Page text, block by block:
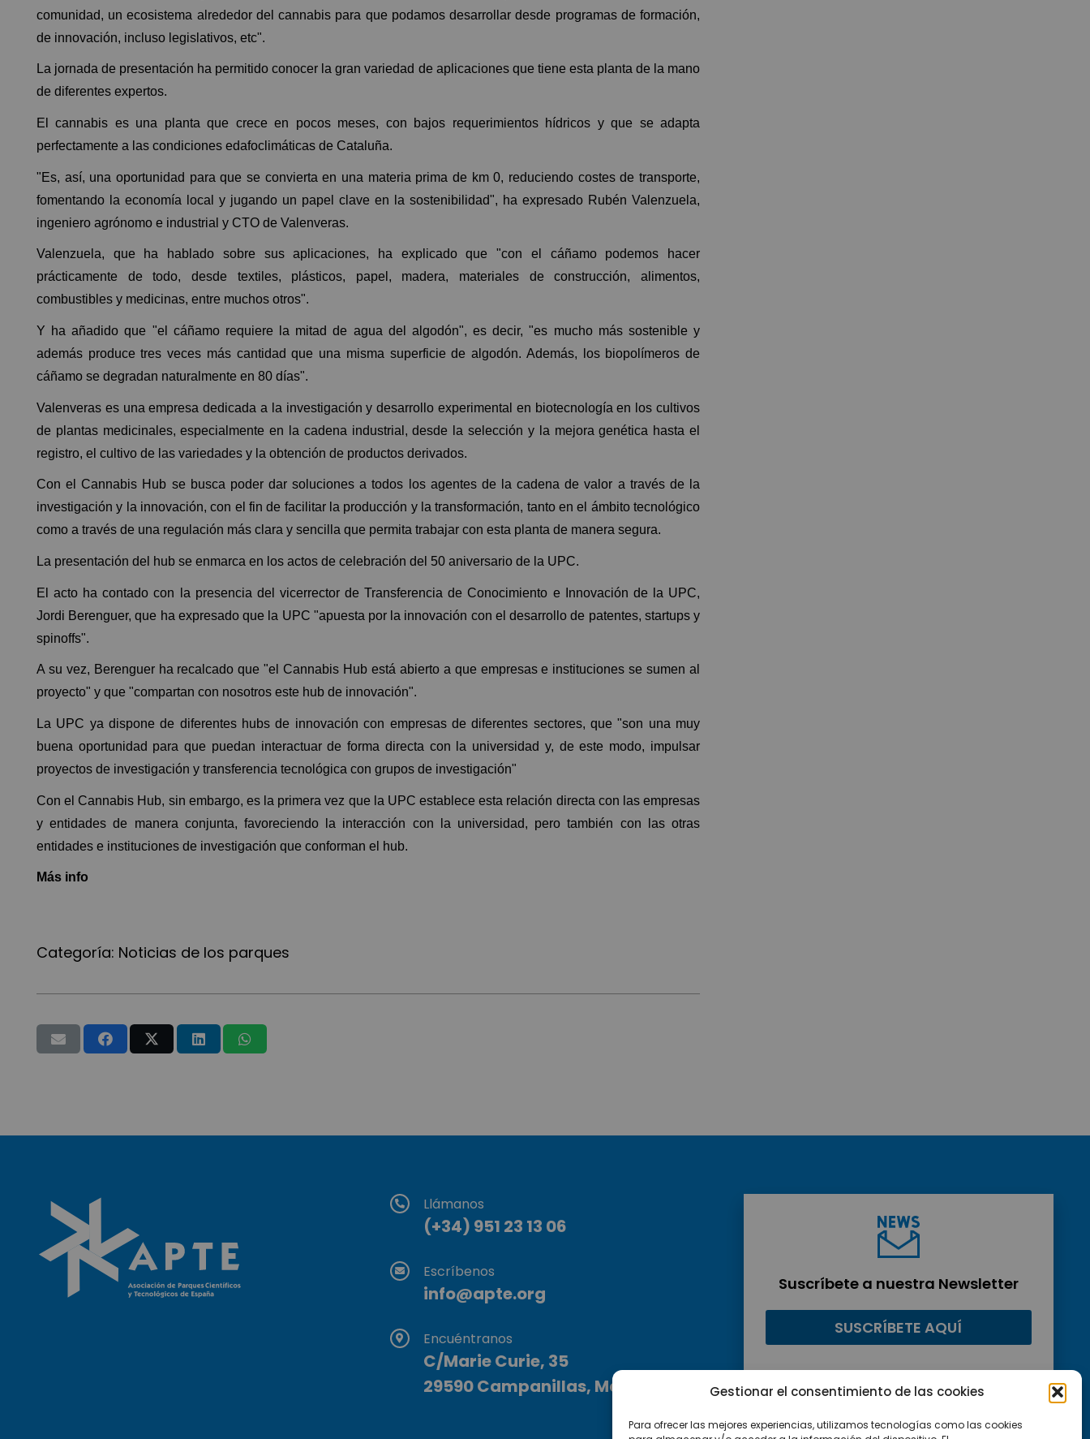
Gestionar el consentimiento de las cookies
Para ofrecer las mejores experiencias, utilizamos tecnologías como las cookies
comunidad, un ecosistema alrededor del cannabis para que podamos desarrollar desde programas de formación,
de innovación, incluso legislativos, etc".
La jornada de presentación ha permitido conocer la gran variedad de aplicaciones que tiene esta planta de la mano
de diferentes expertos.
El cannabis es una planta que crece en pocos meses, con bajos requerimientos hídricos y que se adapta
perfectamente a las condiciones edafoclimáticas de Cataluña.
"Es, así, una oportunidad para que se convierta en una materia prima de km 0, reduciendo costes de transporte,
fomentando la economía local y jugando un papel clave en la sostenibilidad", ha expresado Rubén Valenzuela,
ingeniero agrónomo e industrial y CTO de Valenveras.
Valenzuela, que ha hablado sobre sus aplicaciones, ha explicado que "con el cáñamo podemos hacer
prácticamente de todo, desde textiles, plásticos, papel, madera, materiales de construcción, alimentos,
combustibles y medicinas, entre muchos otros".
Y ha añadido que "el cáñamo requiere la mitad de agua del algodón", es decir, "es mucho más sostenible y
además produce tres veces más cantidad que una misma superficie de algodón. Además, los biopolímeros de
cáñamo se degradan naturalmente en 80 días".
Valenveras es una empresa dedicada a la investigación y desarrollo experimental en biotecnología en los cultivos
de plantas medicinales, especialmente en la cadena industrial, desde la selección y la mejora genética hasta el
registro, el cultivo de las variedades y la obtención de productos derivados.
Con el Cannabis Hub se busca poder dar soluciones a todos los agentes de la cadena de valor a través de la
investigación y la innovación, con el fin de facilitar la producción y la transformación, tanto en el ámbito tecnológico
como a través de una regulación más clara y sencilla que permita trabajar con esta planta de manera segura.
La presentación del hub se enmarca en los actos de celebración del 50 aniversario de la UPC.
El acto ha contado con la presencia del vicerrector de Transferencia de Conocimiento e Innovación de la UPC,
Jordi Berenguer, que ha expresado que la UPC "apuesta por la innovación con el desarrollo de patentes, startups y
spinoffs".
A su vez, Berenguer ha recalcado que "el Cannabis Hub está abierto a que empresas e instituciones se sumen al
proyecto" y que "compartan con nosotros este hub de innovación".
La UPC ya dispone de diferentes hubs de innovación con empresas de diferentes sectores, que "son una muy
buena oportunidad para que puedan interactuar de forma directa con la universidad y, de este modo, impulsar
proyectos de investigación y transferencia tecnológica con grupos de investigación"
Con el Cannabis Hub, sin embargo, es la primera vez que la UPC establece esta relación directa con las empresas
y entidades de manera conjunta, favoreciendo la interacción con la universidad, pero también con las otras
entidades e instituciones de investigación que conforman el hub.
Más info
Categoría: Noticias de los parques
Llámanos
(+34) 951 23 13 06
Escríbenos
info@apte.org
Encuéntranos
C/Marie Curie, 35
29590 Campanillas, Málaga
Suscríbete a nuestra Newsletter
SUSCRÍBETE AQUÍ